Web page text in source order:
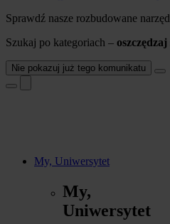
Sprawdź nasze rozbudowane
Szukaj po kategoriach –
Nie pokazuj już tego komunikatu
My, Uniwersytet
My,
Uniwersytet